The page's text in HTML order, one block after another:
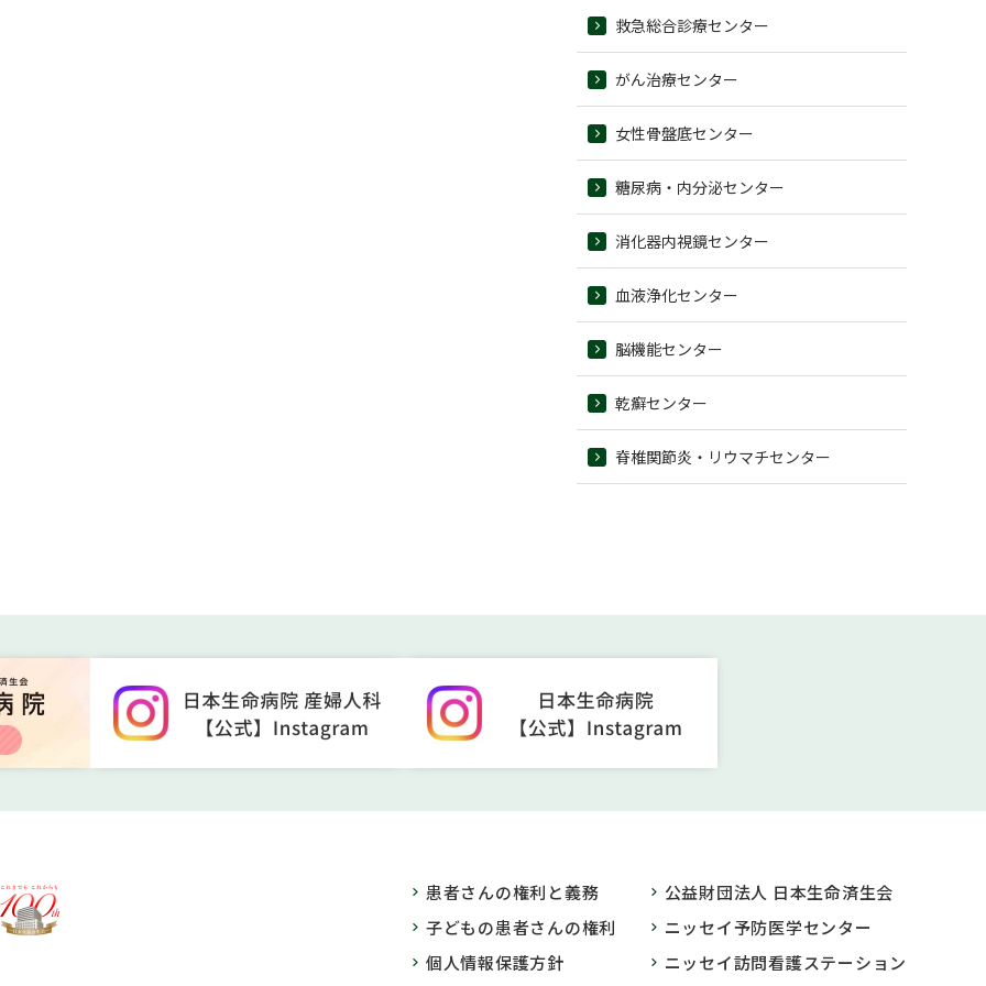
救急総合診療センター
がん治療センター
女性骨盤底センター
糖尿病・内分泌センター
消化器内視鏡センター
血液浄化センター
脳機能センター
乾癬センター
脊椎関節炎・リウマチセンター
患者さんの権利と義務
子どもの患者さんの権利
個人情報保護方針
公益財団法人 日本生命済生会
ニッセイ予防医学センター
ニッセイ訪問看護ステーション